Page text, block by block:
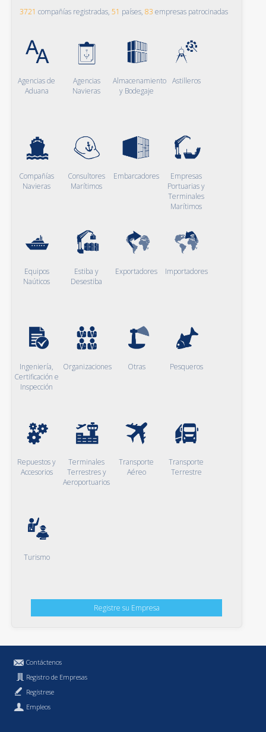
3721 compañías registradas, 51 países, 83 empresas patrocinadas
Agencias de
Aduana
Agencias
Navieras
Almacenamiento
y Bodegaje
Astilleros
Compañías
Navieras
Consultores
Marítimos
Embarcadores
Empresas
Portuarias y
Terminales
Marítimos
Equipos
Naúticos
Estiba y
Desestiba
Exportadores Importadores
Ingeniería,
Certificación e
Inspección
Organizaciones Otras Pesqueros
Repuestos y
Accesorios
Terminales
Terrestres y
Aeroportuarios
Transporte
Aéreo
Transporte
Terrestre
Turismo
Registre su Empresa
Contáctenos
Registro de Empresas
Regístrese
Empleos